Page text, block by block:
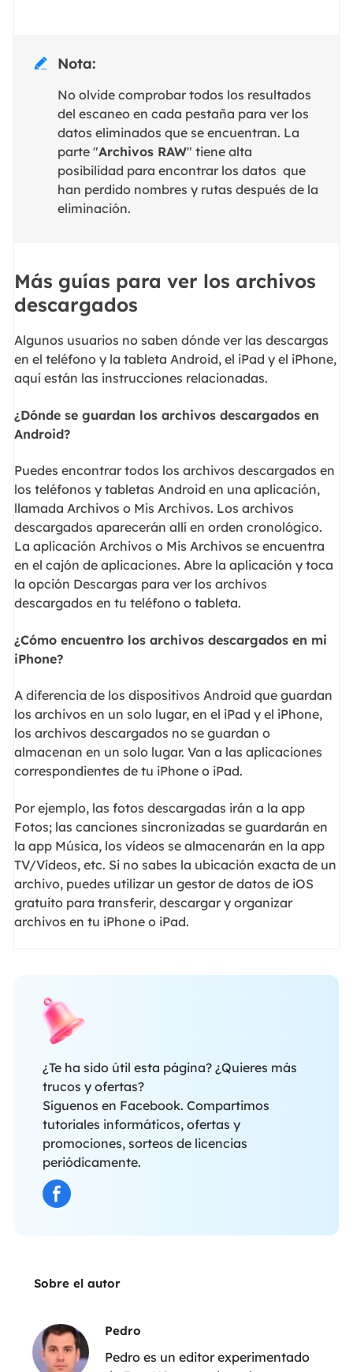
 Nota:
No olvide comprobar todos los resultados
del escaneo en cada pestaña para ver los
datos eliminados que se encuentran. La
parte "Archivos RAW" tiene alta
posibilidad para encontrar los datos que
han perdido nombres y rutas después de la
eliminación.
Más guías para ver los archivos
descargados
Algunos usuarios no saben dónde ver las descargas
en el teléfono y la tableta Android, el iPad y el iPhone,
aquí están las instrucciones relacionadas.
¿Dónde se guardan los archivos descargados en
Android?
Puedes encontrar todos los archivos descargados en
los teléfonos y tabletas Android en una aplicación,
llamada Archivos o Mis Archivos. Los archivos
descargados aparecerán allí en orden cronológico.
La aplicación Archivos o Mis Archivos se encuentra
en el cajón de aplicaciones. Abre la aplicación y toca
la opción Descargas para ver los archivos
descargados en tu teléfono o tableta.
¿Cómo encuentro los archivos descargados en mi
iPhone?
A diferencia de los dispositivos Android que guardan
los archivos en un solo lugar, en el iPad y el iPhone,
los archivos descargados no se guardan o
almacenan en un solo lugar. Van a las aplicaciones
correspondientes de tu iPhone o iPad.
Por ejemplo, las fotos descargadas irán a la app
Fotos; las canciones sincronizadas se guardarán en
la app Música, los vídeos se almacenarán en la app
TV/Vídeos, etc. Si no sabes la ubicación exacta de un
archivo, puedes utilizar un gestor de datos de iOS
gratuito para transferir, descargar y organizar
archivos en tu iPhone o iPad.
¿Te ha sido útil esta página? ¿Quieres más
trucos y ofertas?
Síguenos en Facebook. Compartimos
tutoriales informáticos, ofertas y
promociones, sorteos de licencias
periódicamente.
Sobre el autor
Pedro
Pedro es un editor experimentado